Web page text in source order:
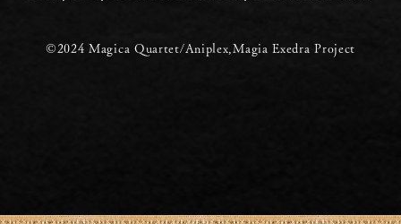
©2024 Magica Quartet/Aniplex,Magia Exedra Project